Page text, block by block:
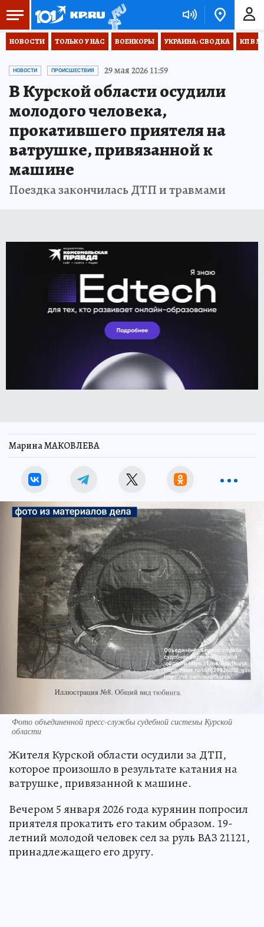
НОВОСТИ ТОЛЬКО У НАС ВОЕНКОРЫ УКРАИНА: СВОДКА КП В
НОВОСТИ ПРОИСШЕСТВИЯ 29 мая 2026 11:59
В Курской области осудили
молодого человека,
прокатившего приятеля на
ватрушке, привязанной к
машине
Поездка закончилась ДТП и травмами
Марина МАКОВЛЕВА
Фото объединенной пресс-службы судебной системы Курской
области
Жителя Курской области осудили за ДТП,
которое произошло в результате катания на
ватрушке, привязанной к машине.
Вечером 5 января 2026 года курянин попросил
приятеля прокатить его таким образом. 19-
летний молодой человек сел за руль ВАЗ 21121,
принадлежащего его другу.